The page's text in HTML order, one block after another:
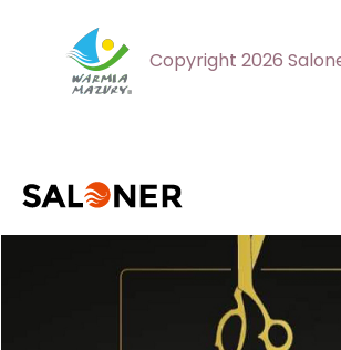
Copyright 2026